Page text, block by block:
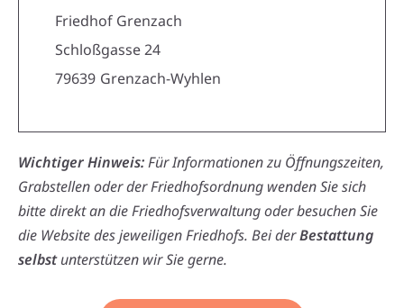
Friedhof Grenzach
Schloßgasse 24
79639 Grenzach-Wyhlen
Wichtiger Hinweis:Für Informationen zu Öffnungszeiten,
Grabstellen oder der Friedhofsordnung wenden Sie sich
bitte direkt an die Friedhofsverwaltung oder besuchen Sie
die Website des jeweiligen Friedhofs. Bei derBestattung
selbstunterstützen wir Sie gerne.